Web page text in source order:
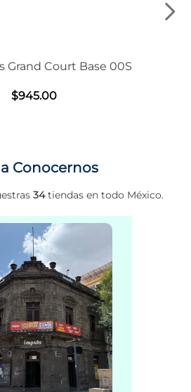
Grand Court Base 00S
$945.00
Conocernos
34tiendas en todo México.